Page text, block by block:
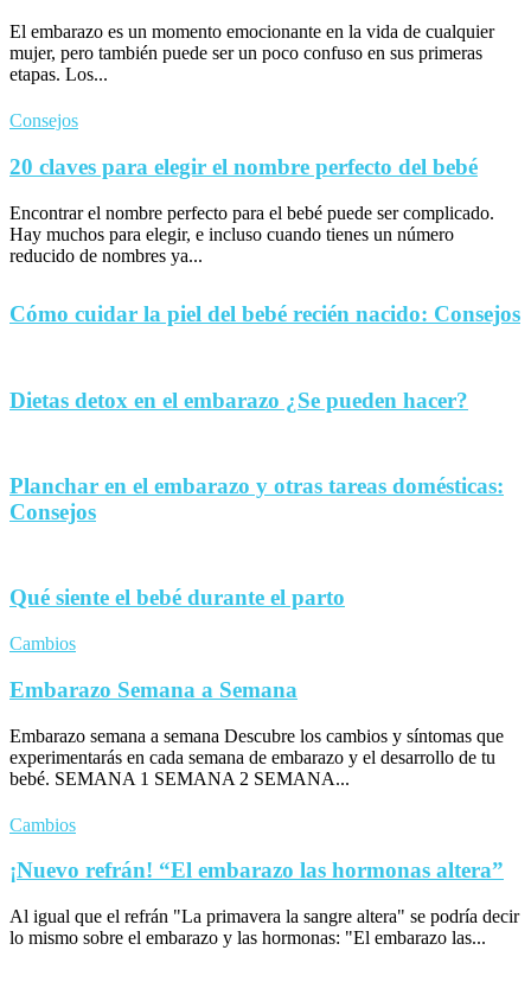
El embarazo es un momento emocionante en la vida de cualquier
mujer, pero también puede ser un poco confuso en sus primeras
etapas. Los...
Consejos
20 claves para elegir el nombre perfecto del bebé
Encontrar el nombre perfecto para el bebé puede ser complicado.
Hay muchos para elegir, e incluso cuando tienes un número
reducido de nombres ya...
Cómo cuidar la piel del bebé recién nacido: Consejos
Dietas detox en el embarazo ¿Se pueden hacer?
Planchar en el embarazo y otras tareas domésticas:
Consejos
Qué siente el bebé durante el parto
Cambios
Embarazo Semana a Semana
Embarazo semana a semana Descubre los cambios y síntomas que
experimentarás en cada semana de embarazo y el desarrollo de tu
bebé. SEMANA 1 SEMANA 2 SEMANA...
Cambios
¡Nuevo refrán! “El embarazo las hormonas altera”
Al igual que el refrán "La primavera la sangre altera" se podría decir
lo mismo sobre el embarazo y las hormonas: "El embarazo las...